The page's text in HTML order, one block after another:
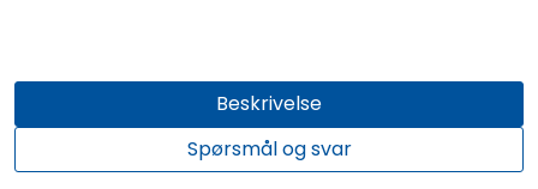
Beskrivelse
Spørsmål og svar